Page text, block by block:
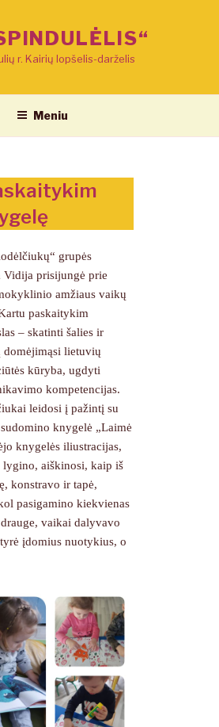
r. Kairių lopšelis-darželis
Meniu
grupės
Vidija prisijungė prie
amžiaus vaikų
paskaitykim
– skatinti šalies ir
lietuvių
kūryba, ugdyti
kompetencijas.
leidosi į pažintį su
knygelė „Laimė
knygelės iliustracijas,
aiškinosi, kaip iš
konstravo ir tapė,
pasigamino kiekvienas
vaikai dalyvavo
įdomius nuotykius, o